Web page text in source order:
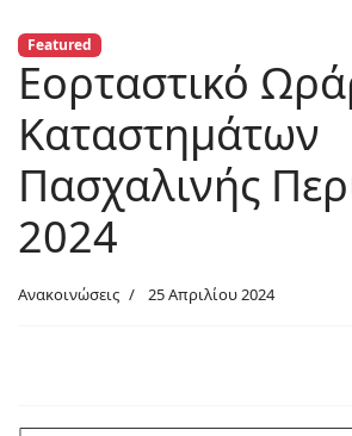
Featured
Εορταστικό
Καταστημάτων
Πασχαλινής
2024
Ανακοινώσεις 25 Απριλίου 2024